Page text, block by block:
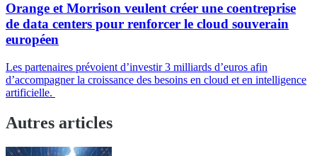
Orange et Morrison veulent créer une coentreprise
de data centers pour renforcer le cloud souverain
européen
Les partenaires prévoient d’investir 3 milliards d’euros afin
d’accompagner la croissance des besoins en cloud et en intelligence
artificielle.
Autres articles